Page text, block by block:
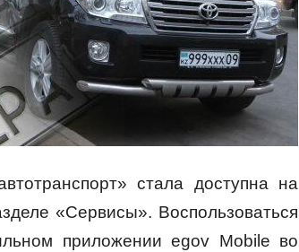
стала доступна на
«Сервисы». Воспользоваться
приложении egov Mobile во